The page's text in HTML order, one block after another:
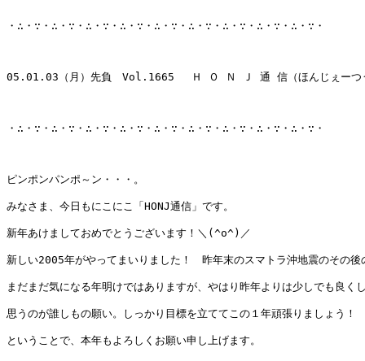
・∴・∵・∴・∵・∴・∵・∴・∵・∴・∵・∴・∵・∴・∵・∴・∵・∴・∵・
05.01.03（月）先負　Vol.1665 　Ｈ Ｏ Ｎ Ｊ 通 信（ほんじぇーつ
・∴・∵・∴・∵・∴・∵・∴・∵・∴・∵・∴・∵・∴・∵・∴・∵・∴・∵・
ピンポンパンポ～ン・・・。
みなさま、今日もにこにこ「HONJ通信」です。
新年あけましておめでとうございます！＼(^o^)／
新しい2005年がやってまいりました！　昨年末のスマトラ沖地震のその後
まだまだ気になる年明けではありますが、やはり昨年よりは少しでも良く
思うのが誰しもの願い。しっかり目標を立ててこの１年頑張りましょう！
ということで、本年もよろしくお願い申し上げます。